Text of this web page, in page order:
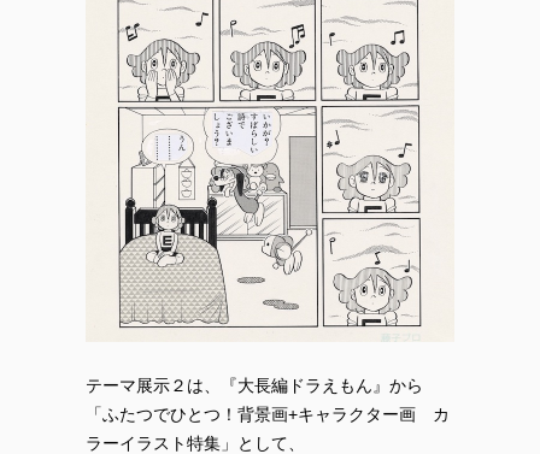
テーマ展示２は、『大長編ドラえもん』から
「ふたつでひとつ！背景画+キャラクター画 カ
ラーイラスト特集」として、